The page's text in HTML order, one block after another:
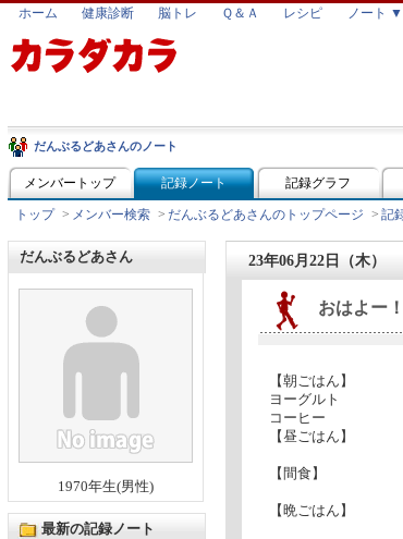
ホーム 健康診断 脳トレ Ｑ＆Ａ レシピ ノート ▼
だんぶるどあさんのノート
メンバートップ 記録ノート 記録グラフ
トップ > メンバー検索 > だんぶるどあさんのトップページ > 記
だんぶるどあさん
1970年生(男性)
最新の記録ノート
23年06月22日（木）
おはよー！
【朝ごはん】
ヨーグルト
コーヒー
【昼ごはん】
【間食】
【晩ごはん】